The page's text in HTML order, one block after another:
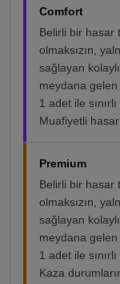
Comfort
Belirli bir hasar
olmaksızın,
sağlayan
meydana gelen
1 adet ile
Muafiyetli
Premium
Belirli bir hasar
olmaksızın,
sağlayan
meydana gelen
1 adet ile
Kaza